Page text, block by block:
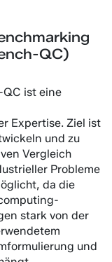
QC)
ist eine
Expertise. Ziel ist
und zu
Vergleich
Probleme
da die
stark von der
und